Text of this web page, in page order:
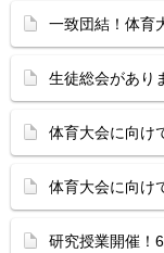
一致団結！体育
生徒総会があり
体育大会に向
体育大会に向け
研究授業開催！